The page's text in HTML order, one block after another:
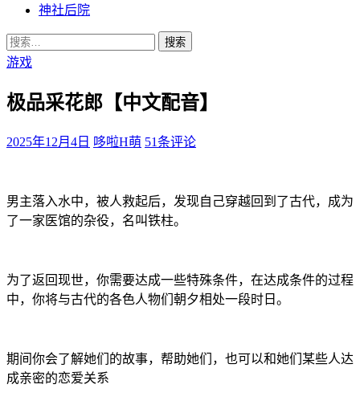
神社后院
搜
索：
游戏
极品采花郎【中文配音】
2025年12月4日 哆啦H萌 51条评论
男主落入水中，被人救起后，发现自己穿越回到了古代，成为
了一家医馆的杂役，名叫铁柱。
为了返回现世，你需要达成一些特殊条件，在达成条件的过程
中，你将与古代的各色人物们朝夕相处一段时日。
期间你会了解她们的故事，帮助她们，也可以和她们某些人达
成亲密的恋爱关系